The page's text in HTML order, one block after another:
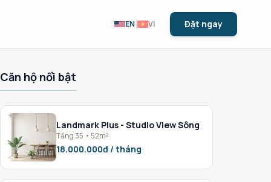
EN| VI Đặt ngay
Căn hộ nổi bật
Landmark Plus - Studio View Sông
Tầng 35 • 52m²
18.000.000đ / tháng